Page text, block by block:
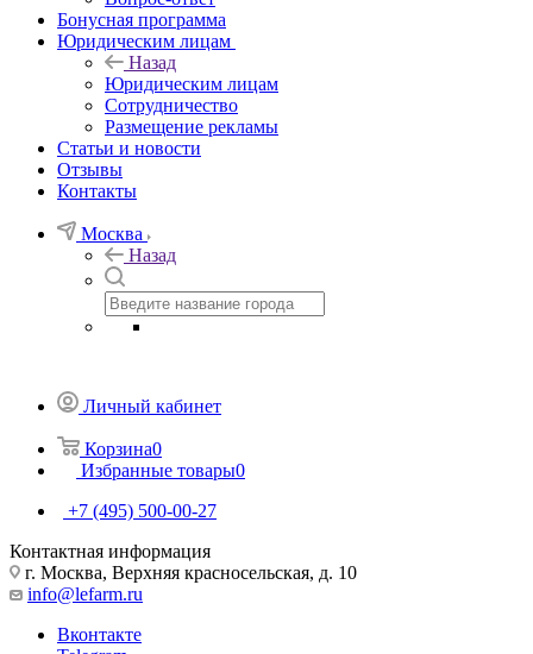
Бонусная программа
Юридическим лицам
Назад
Юридическим лицам
Сотрудничество
Размещение рекламы
Статьи и новости
Отзывы
Контакты
Москва
Назад
Личный кабинет
Корзина0
Избранные товары0
+7 (495) 500-00-27
Контактная информация
г. Москва, Верхняя красносельская, д. 10
info@lefarm.ru
Вконтакте